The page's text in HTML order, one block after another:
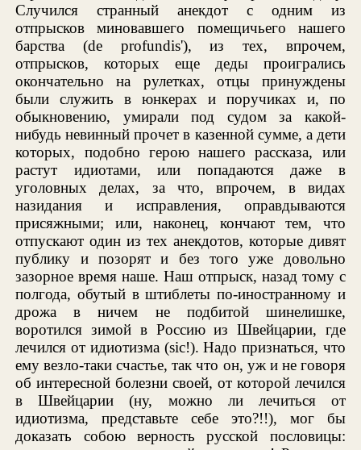
Случился странный анекдот с одним из
отпрысков миновавшего помещичьего нашего
барства (de profundis'), из тех, впрочем,
отпрысков, которых еще деды проигрались
окончательно на рулетках, отцы принуждены
были служить в юнкерах и поручиках и, по
обыкновению, умирали под судом за какой-
нибудь невинный прочет в казенной сумме, а дети
которых, подобно герою нашего рассказа, или
растут идиотами, или попадаются даже в
уголовных делах, за что, впрочем, в видах
назидания и исправления, оправдываются
присяжными; или, наконец, кончают тем, что
отпускают один из тех анекдотов, которые дивят
публику и позорят и без того уже довольно
зазорное время наше. Наш отпрыск, назад тому с
полгода, обутый в штиблеты по-иностранному и
дрожа в ничем не подбитой шинелишке,
воротился зимой в Россию из Швейцарии, где
лечился от идиотизма (sic!). Надо признаться, что
ему везло-таки счастье, так что он, уж и не говоря
об интересной болезни своей, от которой лечился
в Швейцарии (ну, можно ли лечиться от
идиотизма, представьте себе это?!!), мог бы
доказать собою верность русской пословицы: